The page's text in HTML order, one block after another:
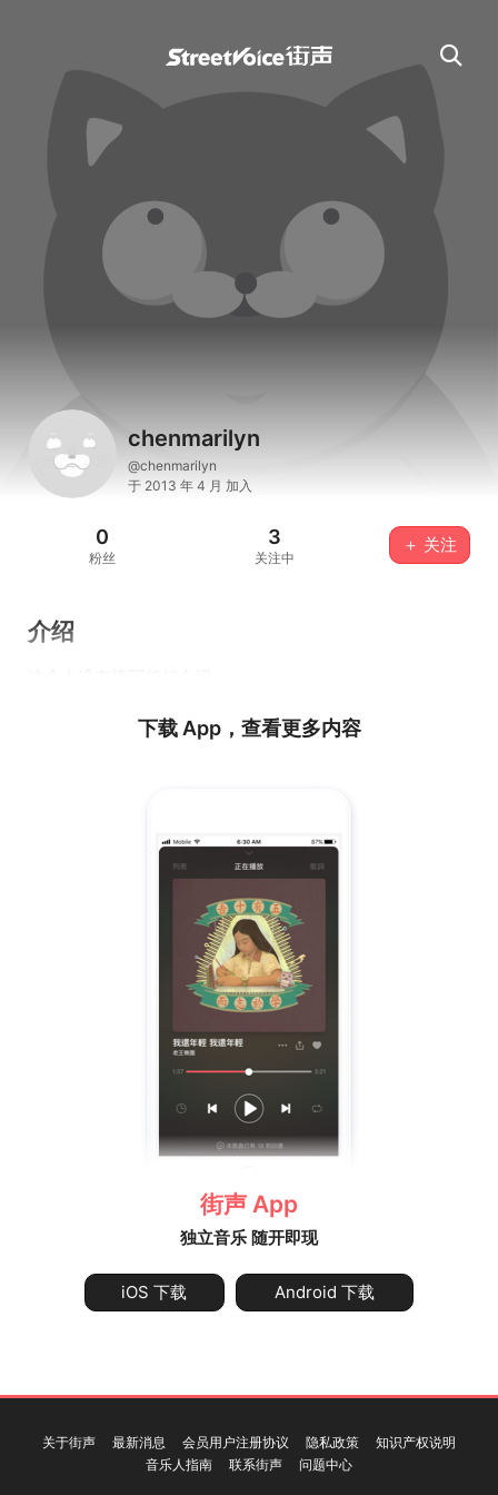
chenmarilyn
@chenmarilyn
于 2013 年 4 月 加入
0
粉丝
3
关注中
＋ 关注
介绍
下载 App，查看更多内容
街声 App
独立音乐 随开即现
iOS 下载 Android 下载
关于街声 最新消息 会员用户注册协议 隐私政策
知识产权说明
音乐人指南
联系街声 问题中心